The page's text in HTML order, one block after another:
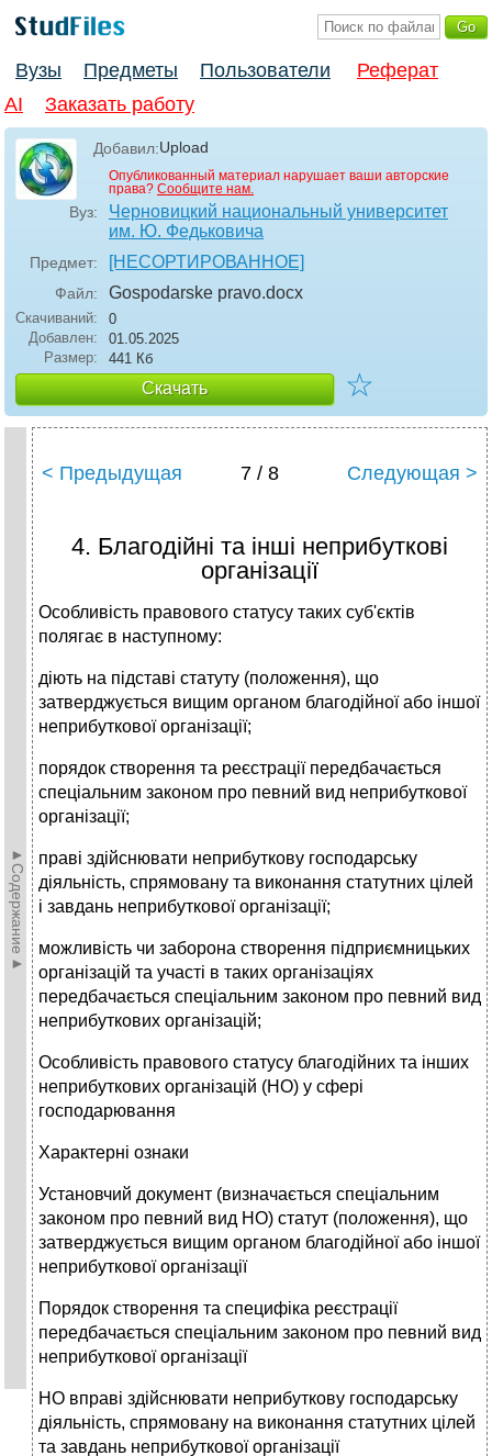
Вузы Предметы Пользователи
Реферат
AI
Заказать работу
Добавил:Upload
Опубликованный материал нарушает ваши авторские
права? Сообщите нам.
Вуз:
Черновицкий национальный университет
им. Ю. Федьковича
Предмет: [НЕСОРТИРОВАННОЕ]
Файл: Gospodarske pravo.docx
Скачиваний:
0
Добавлен:
01.05.2025
Размер:
441 Кб
Скачать ☆
►Содержание►
< Предыдущая 7 / 8 Следующая >
4. Благодійні та інші неприбуткові
організації
Особливість правового статусу таких суб'єктів
полягає в наступному:
діють на підставі статуту (положення), що
затверджується вищим органом благодійної або іншої
неприбуткової організації;
порядок створення та реєстрації передбачається
спеціальним законом про певний вид неприбуткової
організації;
праві здійснювати неприбуткову господарську
діяльність, спрямовану та виконання статутних цілей
і завдань неприбуткової організації;
можливість чи заборона створення підприємницьких
організацій та участі в таких організаціях
передбачається спеціальним законом про певний вид
неприбуткових організацій;
Особливість правового статусу благодійних та інших
неприбутко­вих організацій (НО) у сфері
господарювання
Характерні ознаки
Установчий документ (визначається спеціальним
законом про певний вид НО) статут (поло­ження), що
затверджується вищим органом благодійної або іншої
неприбуткової організації
Порядок створення та специфіка реєстрації
передбачається спеціальним законом про певний вид
неприбуткової організації
НО вправі здійснювати неприбуткову господарську
діяльність, спрямовану на виконання статутних цілей
та завдань неприбуткової організації